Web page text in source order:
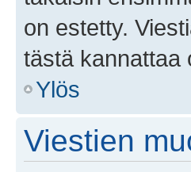
on estetty.
tästä kannattaa
Ylös
Viestien